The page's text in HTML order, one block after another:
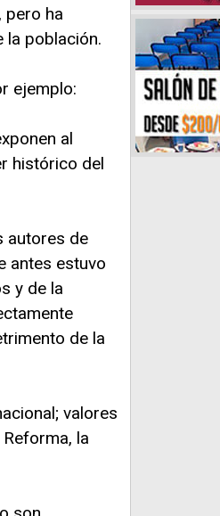
pero ha
la población.
ejemplo:
al
histórico del
autores de
antes estuvo
y de la
de la
valores
la